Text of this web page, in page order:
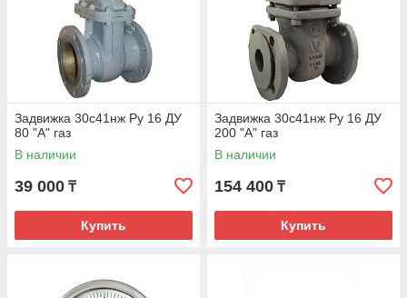
Задвижка 30с41нж Ру 16 ДУ
80 "А" газ
В наличии
39 000 ₸
Купить
Задвижка 30с41нж Ру 16 ДУ
200 "А" газ
В наличии
154 400 ₸
Купить